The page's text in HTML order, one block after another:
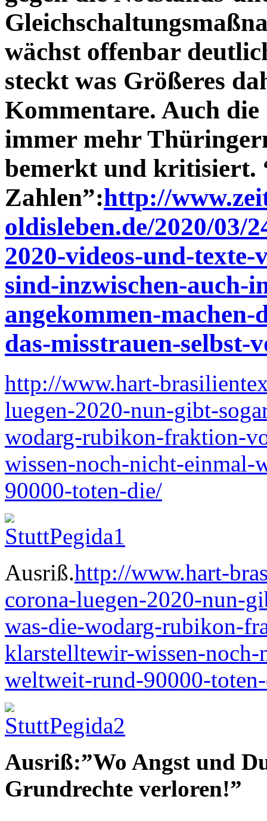
wächst offenbar
steckt was Größeres
Kommentare. Auch
immer mehr
bemerkt und kritisiert.
Zahlen”:http://
oldisleben.de/2020/03/
2020-videos-und-
sind-inzwischen-auch-
angekommen-
das-misstrauen-selbst-
http://www.hart-
luegen-2020-nun-gibt-
wodarg-rubikon-fraktion-
wissen-noch-nicht-
90000-toten-die/
Ausriß.http://www.hart-
corona-luegen-2020-nun-
was-die-wodarg-rubikon-
klarstelltewir-wissen-
weltweit-rund-90000-
Ausriß:”Wo Angst und
Grundrechte verloren!”